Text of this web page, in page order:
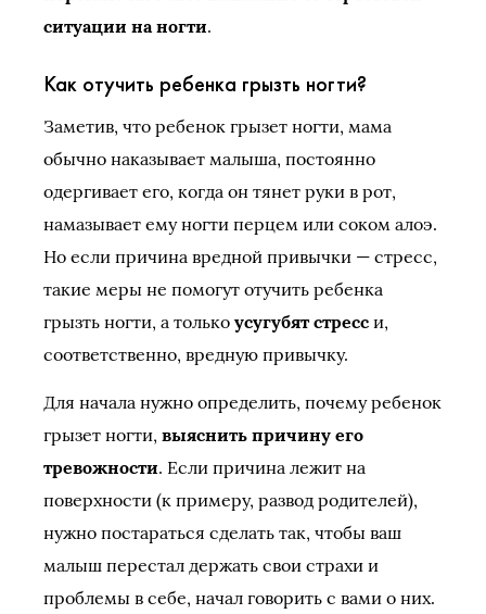
ситуации на ногти.
Как отучить ребенка грызть ногти?
Заметив, что ребенок грызет ногти, мама
обычно наказывает малыша, постоянно
одергивает его, когда он тянет руки в рот,
намазывает ему ногти перцем или соком алоэ.
Но если причина вредной привычки — стресс,
такие меры не помогут отучить ребенка
грызть ногти, а только усугубят стресс и,
соответственно, вредную привычку.
Для начала нужно определить, почему ребенок
грызет ногти, выяснить причину его
тревожности. Если причина лежит на
поверхности (к примеру, развод родителей),
нужно постараться сделать так, чтобы ваш
малыш перестал держать свои страхи и
проблемы в себе, начал говорить с вами о них.